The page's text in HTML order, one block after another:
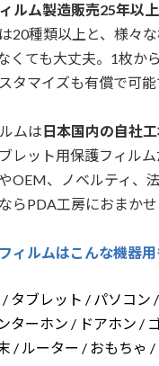
ルム製造販売25年以上
20種類以上と、様々
くても大丈夫。1枚
タマイズも有償で可能
ムは 日本国内の自社
レット用保護フィル
OEM、ノベルティ、
らPDA工房におまか
ィルムはこんな機器
タブレット / パソコ
ターホン / ドアホン /
/ ルーター / おもちゃ